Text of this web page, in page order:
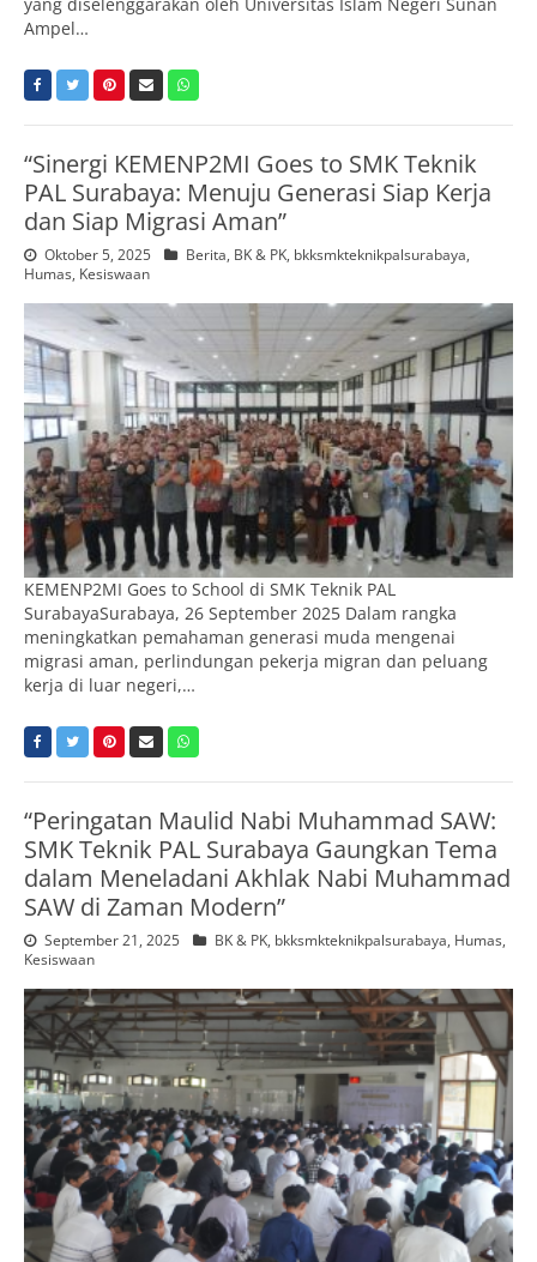
Ampel…
“Sinergi KEMENP2MI Goes to SMK Teknik
PAL Surabaya: Menuju Generasi Siap Kerja
dan Siap Migrasi Aman”
Oktober 5, 2025 Berita, BK & PK, bkksmkteknikpalsurabaya,
Humas, Kesiswaan
KEMENP2MI Goes to School di SMK Teknik PAL
SurabayaSurabaya, 26 September 2025 Dalam rangka
meningkatkan pemahaman generasi muda mengenai
migrasi aman, perlindungan pekerja migran dan peluang
kerja di luar negeri,…
“Peringatan Maulid Nabi Muhammad SAW:
SMK Teknik PAL Surabaya Gaungkan Tema
dalam Meneladani Akhlak Nabi Muhammad
SAW di Zaman Modern”
September 21, 2025 BK & PK, bkksmkteknikpalsurabaya, Humas,
Kesiswaan